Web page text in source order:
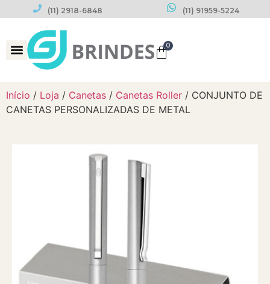
(11) 2918-6848 (11) 91959-5224
0
Início / Loja / Canetas / Canetas Roller / CONJUNTO DE
CANETAS PERSONALIZADAS DE METAL